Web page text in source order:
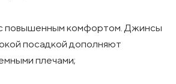
повышенным комфортом. Джинсы
посадкой дополняют
плечами;